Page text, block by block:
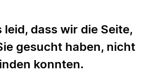
leid, dass wir die Seite,
gesucht haben, nicht
konnten.